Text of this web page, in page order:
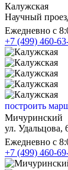
Калужская
Научный
Ежедневно с
+7 (499) 460-
построить
Мичуринский
ул. Удальцова,
Ежедневно с
+7 (499) 460-